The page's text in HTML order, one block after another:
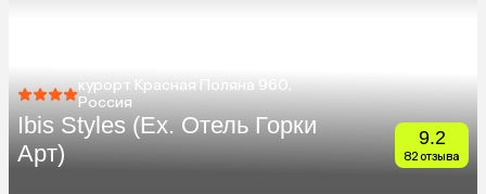
курорт Красная Поляна 960,
Россия
Ibis Styles (Ex. Отель Горки
Арт)
9.2
82 отзыва